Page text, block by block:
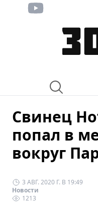
Свинец
попал в
вокруг
3 АВГ. 2020 Г. В 19:49
Новости
1213